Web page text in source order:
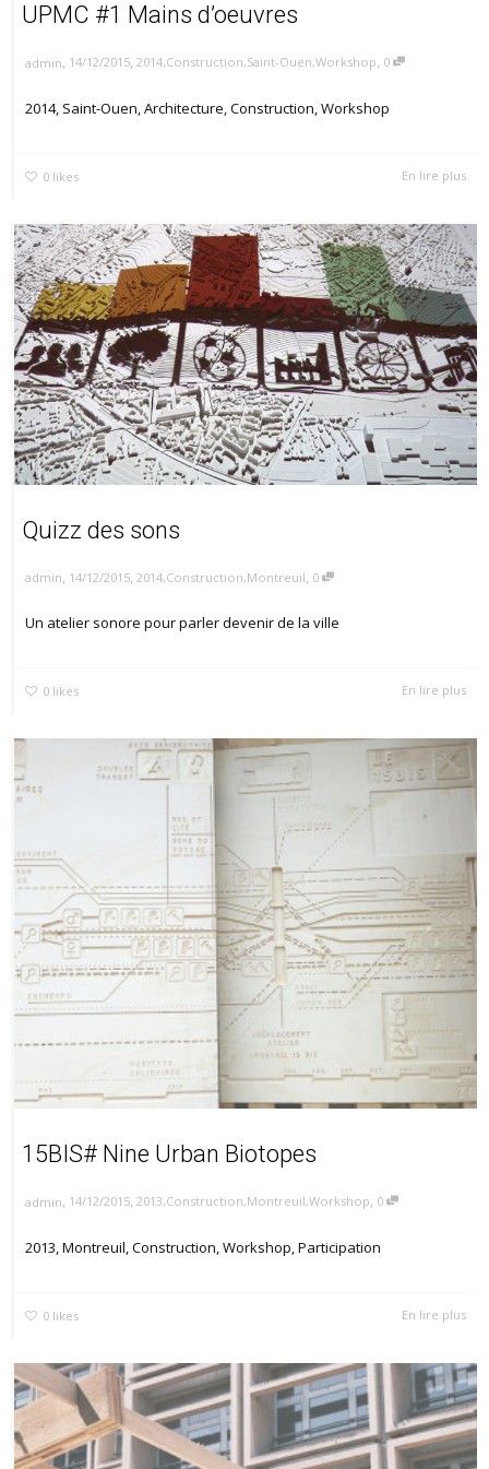
UPMC #1 Mains d’oeuvres
admin, 14/12/2015, 2014,Construction,Saint-Ouen,Workshop, 0
2014, Saint-Ouen, Architecture, Construction, Workshop
0 likes En lire plus
Quizz des sons
admin 14/12/2015 2014,Construction,Montreuil 0
Un atelier sonore pour parler devenir de la ville
0 likes En lire plus
15BIS# Nine Urban Biotopes
admin, 14/12/2015, 2013,Construction,Montreuil,Workshop, 0
2013, Montreuil, Construction, Workshop, Participation
0 likes En lire plus